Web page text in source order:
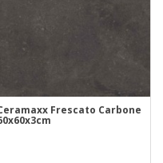
Frescato Carbone